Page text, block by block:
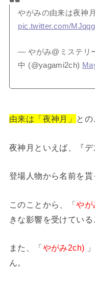
やがみの由来は夜神
pic.twitter.com/
— やがみ@ミステリ
中 (@yagami2ch)
由来は「夜神月」 との
夜神月といえば、『デ
登場人物から名前を貰
このことから、「やが
きな影響を受けている
また、「やがみ2ch)
ん。